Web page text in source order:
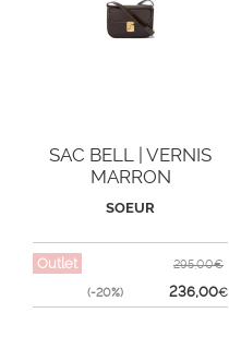
SAC BELL | VERNIS
MARRON
SOEUR
Outlet
(-20%)
295,00€
236,00€